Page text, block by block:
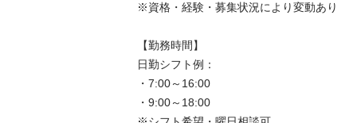
※資格・経験・募集状況により変動あり
【勤務時間】
日勤シフト例：
・7:00～16:00
・9:00～18:00